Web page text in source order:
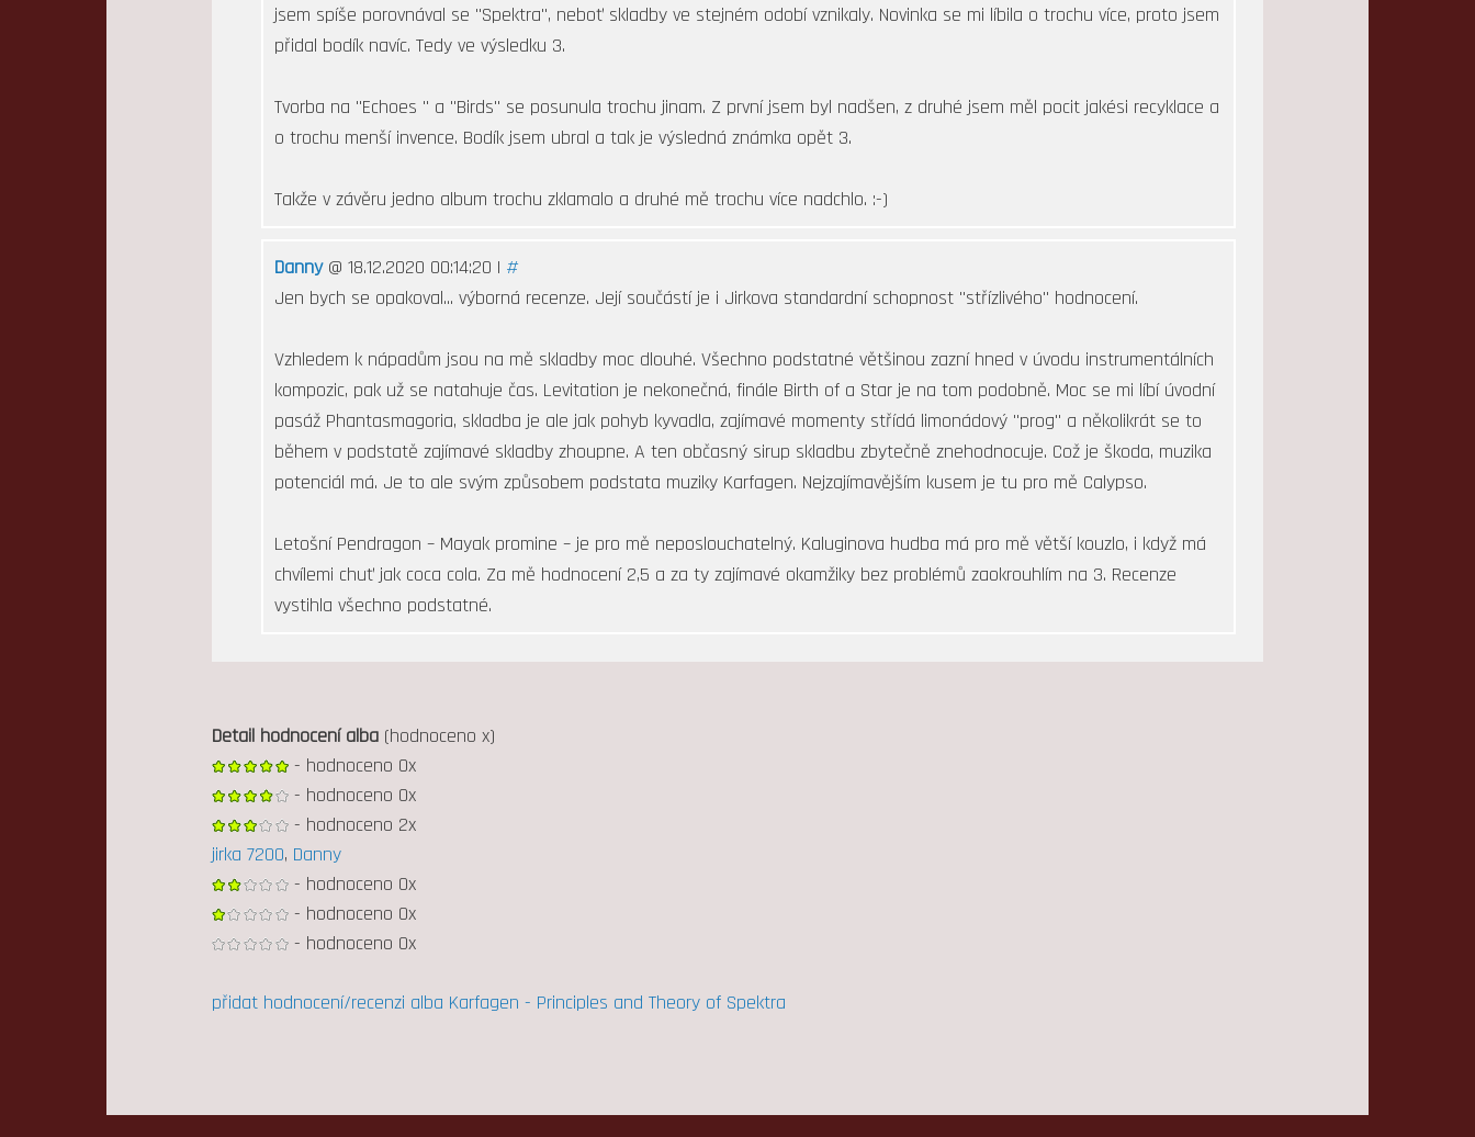
jsem spíše porovnával se "Spektra", neboť skladby ve stejném odobí vznikaly. Novinka se mi líbila o trochu více, proto jsem
přidal bodík navíc. Tedy ve výsledku 3.
Tvorba na "Echoes " a "Birds" se posunula trochu jinam. Z první jsem byl nadšen, z druhé jsem měl pocit jakési recyklace a
o trochu menší invence. Bodík jsem ubral a tak je výsledná známka opět 3.
Takže v závěru jedno album trochu zklamalo a druhé mě trochu více nadchlo. :-)
Danny@ 18.12.2020 00:14:20 | #
Jen bych se opakoval... výborná recenze. Její součástí je i Jirkova standardní schopnost "střízlivého" hodnocení.
Vzhledem k nápadům jsou na mě skladby moc dlouhé. Všechno podstatné většinou zazní hned v úvodu instrumentálních
kompozic, pak už se natahuje čas. Levitation je nekonečná, finále Birth of a Star je na tom podobně. Moc se mi líbí úvodní
pasáž Phantasmagoria, skladba je ale jak pohyb kyvadla, zajímavé momenty střídá limonádový "prog" a několikrát se to
během v podstatě zajímavé skladby zhoupne. A ten občasný sirup skladbu zbytečně znehodnocuje. Což je škoda, muzika
potenciál má. Je to ale svým způsobem podstata muziky Karfagen. Nejzajímavějším kusem je tu pro mě Calypso.
Letošní Pendragon – Mayak promine – je pro mě neposlouchatelný. Kaluginova hudba má pro mě větší kouzlo, i když má
chvílemi chuť jak coca cola. Za mě hodnocení 2,5 a za ty zajímavé okamžiky bez problémů zaokrouhlím na 3. Recenze
vystihla všechno podstatné.
Detail hodnocení alba(hodnoceno x)
- hodnoceno 0x
- hodnoceno 0x
- hodnoceno 2x
jirka 7200, Danny
- hodnoceno 0x
- hodnoceno 0x
- hodnoceno 0x
přidat hodnocení/recenzi alba Karfagen - Principles and Theory of Spektra